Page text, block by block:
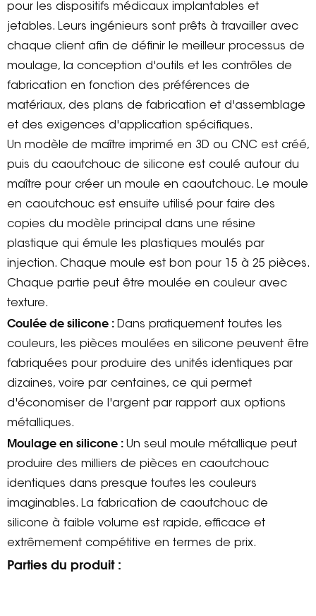
pour les dispositifs médicaux implantables et
jetables. Leurs ingénieurs sont prêts à travailler avec
chaque client afin de définir le meilleur processus de
moulage, la conception d'outils et les contrôles de
fabrication en fonction des préférences de
matériaux, des plans de fabrication et d'assemblage
et des exigences d'application spécifiques.
Un modèle de maître imprimé en 3D ou CNC est créé,
puis du caoutchouc de silicone est coulé autour du
maître pour créer un moule en caoutchouc. Le moule
en caoutchouc est ensuite utilisé pour faire des
copies du modèle principal dans une résine
plastique qui émule les plastiques moulés par
injection. Chaque moule est bon pour 15 à 25 pièces.
Chaque partie peut être moulée en couleur avec
texture.
Coulée de silicone : Dans pratiquement toutes les
couleurs, les pièces moulées en silicone peuvent être
fabriquées pour produire des unités identiques par
dizaines, voire par centaines, ce qui permet
d'économiser de l'argent par rapport aux options
métalliques.
Moulage en silicone : Un seul moule métallique peut
produire des milliers de pièces en caoutchouc
identiques dans presque toutes les couleurs
imaginables. La fabrication de caoutchouc de
silicone à faible volume est rapide, efficace et
extrêmement compétitive en termes de prix.
Parties du produit :